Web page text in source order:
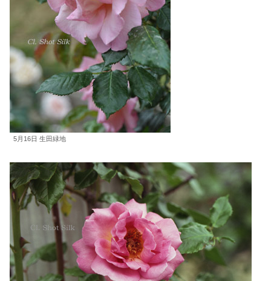
5月16日 生田緑地